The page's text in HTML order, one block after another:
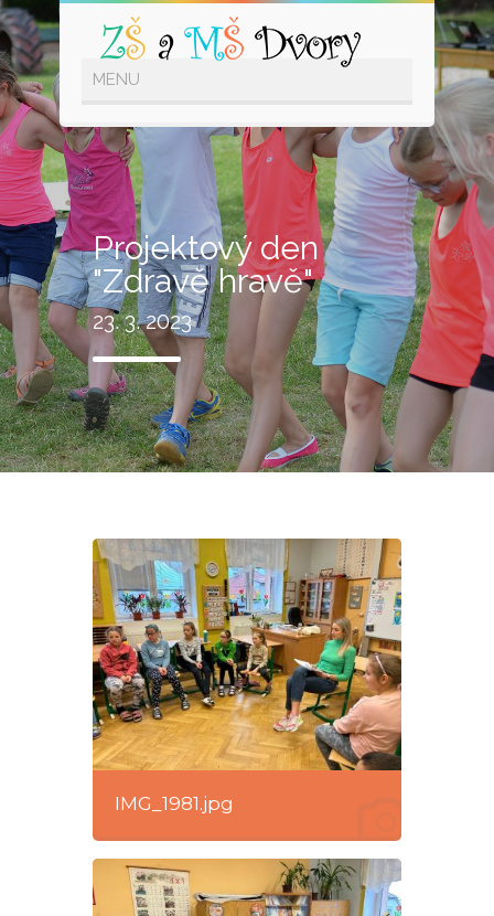
Projektový den
"Zdravě hravě"
23. 3. 2023
IMG_1981.jpg